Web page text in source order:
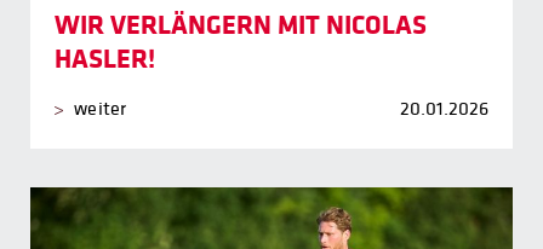
WIR VERLÄNGERN MIT NICOLAS
HASLER!
weiter 20.01.2026